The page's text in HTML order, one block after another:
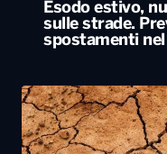
Esodo estivo,
sulle strade.
spostamenti nel